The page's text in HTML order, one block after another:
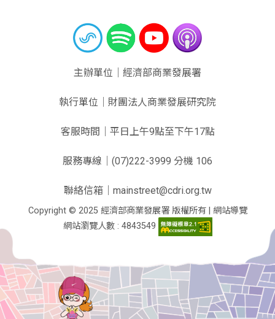
主辦單位｜經濟部商業發展署
執行單位｜財團法人商業發展研究院
客服時間｜平日上午9點至下午17點
服務專線｜(07)222-3999 分機 106
聯絡信箱｜mainstreet@cdri.org.tw
Copyright © 2025 經濟部商業發展署 版權所有 | 網站導覽
網站瀏覽人數 : 4843549